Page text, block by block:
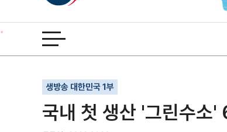
전체메뉴 열기
생방송 대한민국 1부
국내 첫 생산 '그린수소
기사인쇄
글자확대
글자축소